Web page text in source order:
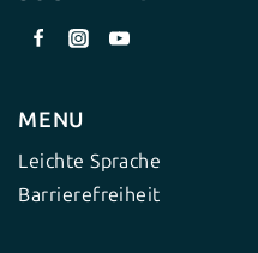
MENU
Leichte Sprache
Barrierefreiheit